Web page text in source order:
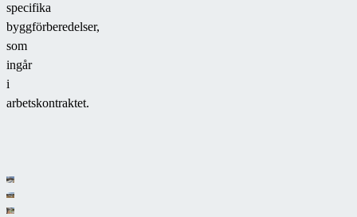
specifika
byggförberedelser,
som
ingår
i
arbetskontraktet.